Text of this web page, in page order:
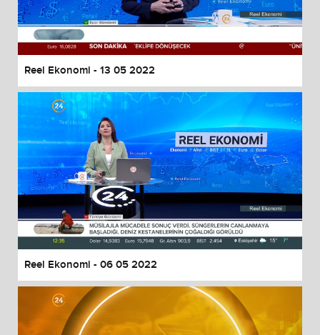
Reel Ekonomi - 13 05 2022
Reel Ekonomi - 06 05 2022